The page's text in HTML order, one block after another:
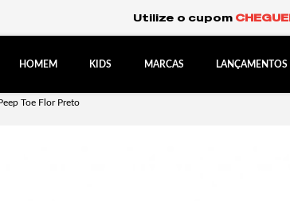
Frete Grátis Expresso
HOMEM KIDS MARCAS LANÇAMENTOS
Toe Flor Preto